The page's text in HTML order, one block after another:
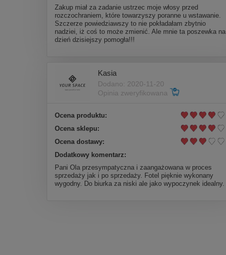
Zakup miał za zadanie ustrzec moje włosy przed
rozczochraniem, które towarzyszy poranne u wstawanie.
Szczerze powiedziawszy to nie pokładałam zbytnio
nadziei, iż coś to może zmienić. Ale mnie ta poszewka na
dzień dzisiejszy pomogła!!!
Kasia
Dodano: 2020-11-20
Opinia zweryfikowana
Ocena produktu:
Ocena sklepu:
Ocena dostawy:
Dodatkowy komentarz:
Pani Ola przesympatyczna i zaangażowana w proces
sprzedaży jak i po sprzedaży. Fotel pięknie wykonany
wygodny. Do biurka za niski ale jako wypoczynek idealny.